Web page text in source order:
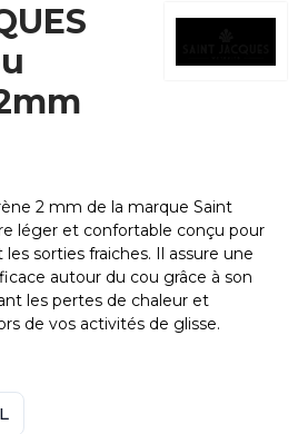
2 mm de la marque Saint
léger et confortable conçu pour
les sorties fraiches. Il assure une
autour du cou grâce à son
les pertes de chaleur et
de vos activités de glisse.